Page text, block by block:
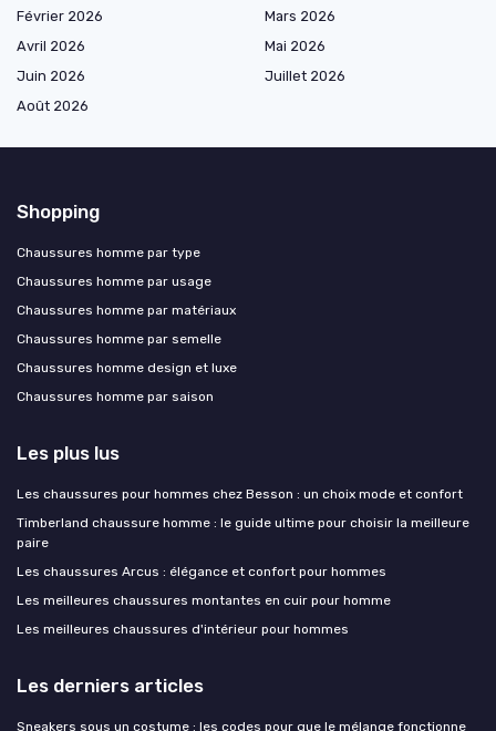
Février 2026
Mars 2026
Avril 2026
Mai 2026
Juin 2026
Juillet 2026
Août 2026
Shopping
Chaussures homme par type
Chaussures homme par usage
Chaussures homme par matériaux
Chaussures homme par semelle
Chaussures homme design et luxe
Chaussures homme par saison
Les plus lus
Les chaussures pour hommes chez Besson : un choix mode et confort
Timberland chaussure homme : le guide ultime pour choisir la meilleure
paire
Les chaussures Arcus : élégance et confort pour hommes
Les meilleures chaussures montantes en cuir pour homme
Les meilleures chaussures d'intérieur pour hommes
Les derniers articles
Sneakers sous un costume : les codes pour que le mélange fonctionne